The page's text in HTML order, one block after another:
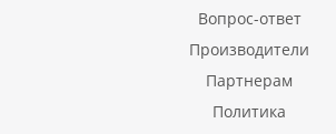
Вопрос-ответ
Производители
Партнерам
Политика